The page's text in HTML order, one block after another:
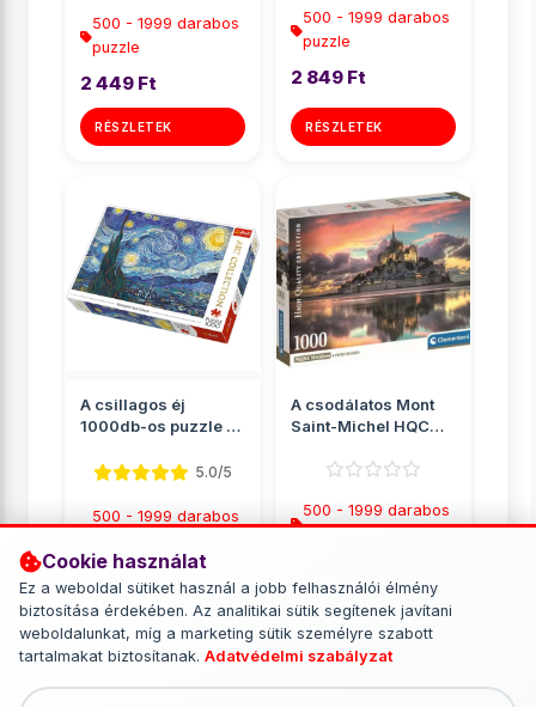
Cookie használat
Ez a weboldal sütiket használ a jobb felhasználói élmény
biztosítása érdekében. Az analitikai sütik segítenek javítani
weboldalunkat, míg a marketing sütik személyre szabott
tartalmakat biztosítanak. Adatvédelmi szabályzat
500 - 1999 darabos
puzzle
2 449 Ft
RÉSZLETEK
500 - 1999 darabos
puzzle
2 849 Ft
RÉSZLETEK
A csillagos éj
1000db-os puzzle -
5.0/5
500 - 1999 darabos
2 890 Ft
RÉSZLETEK
A csodálatos Mont
Saint-Michel HQC
poszter...
500 - 1999 darabos
RÉSZLETEK